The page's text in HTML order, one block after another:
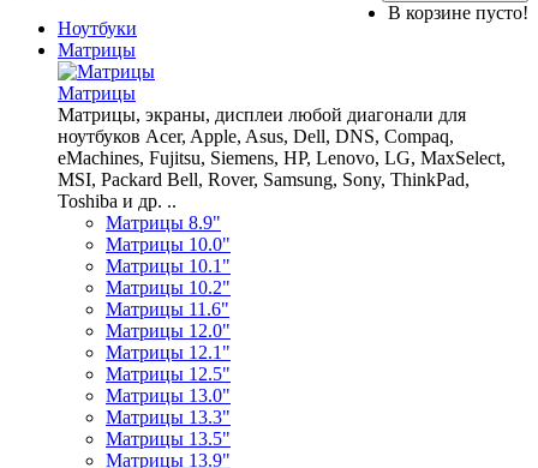
В корзине пусто!
Ноутбуки
Матрицы
Матрицы
Матрицы, экраны, дисплеи любой диагонали для
ноутбуков Acer, Apple, Asus, Dell, DNS, Compaq,
eMachines, Fujitsu, Siemens, HP, Lenovo, LG, MaxSelect,
MSI, Packard Bell, Rover, Samsung, Sony, ThinkPad,
Toshiba и др. ..
Матрицы 8.9"
Матрицы 10.0"
Матрицы 10.1"
Матрицы 10.2"
Матрицы 11.6"
Матрицы 12.0"
Матрицы 12.1"
Матрицы 12.5"
Матрицы 13.0"
Матрицы 13.3"
Матрицы 13.5"
Матрицы 13.9"